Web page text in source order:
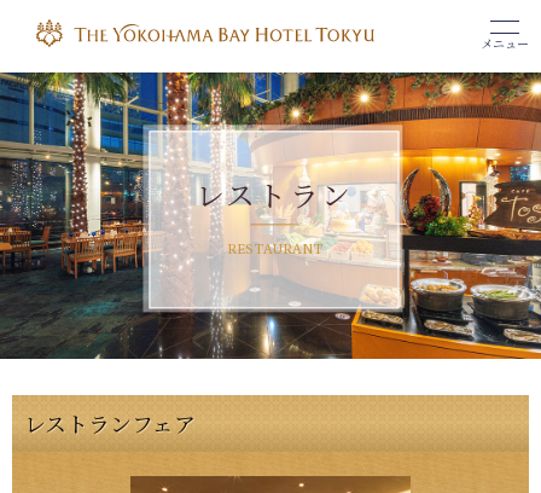
メニュー
レストラン
RESTAURANT
レストランフェア